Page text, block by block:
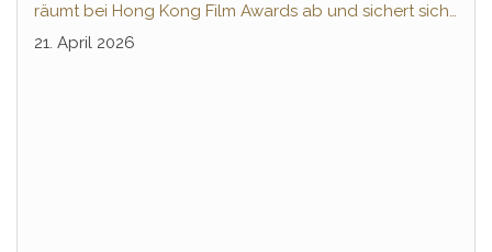
räumt bei Hong Kong Film Awards ab und sichert sich
Fortsetzung
21. April 2026